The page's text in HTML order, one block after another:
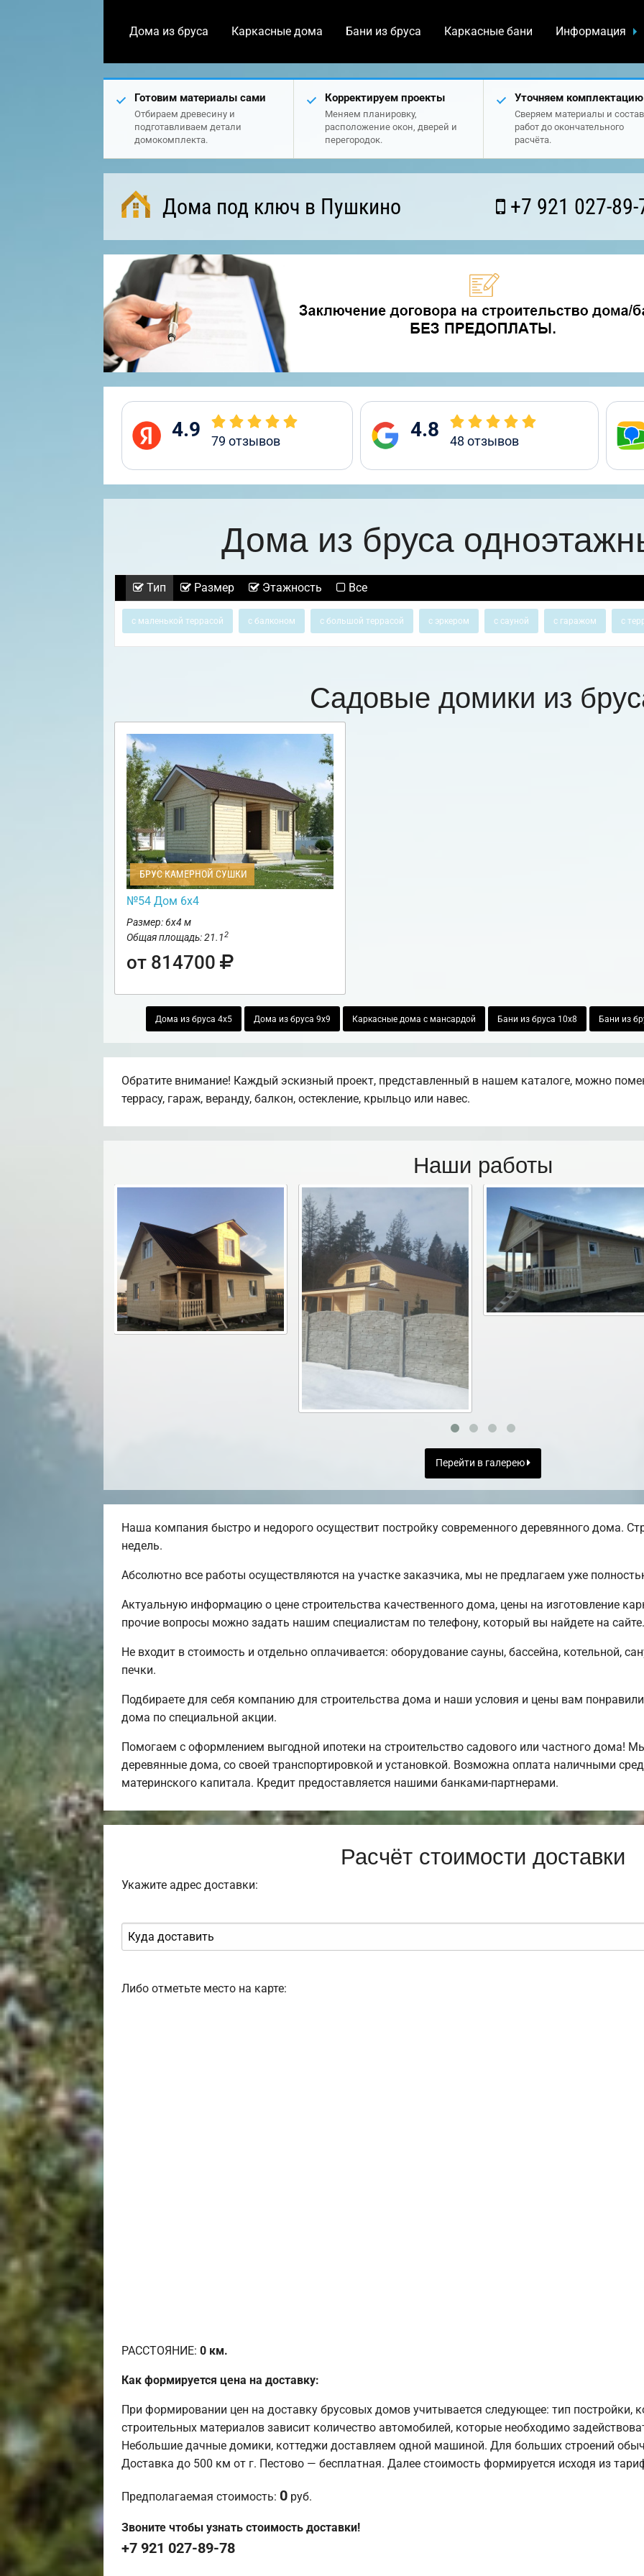
Дома из бруса Каркасные дома Бани из бруса Каркасные бани Информация
Готовим материалы сами
Отбираем древесину и
подготавливаем детали
домокомплекта.
Корректируем проекты
Меняем планировку,
расположение окон, дверей и
перегородок.
Уточняем комплектацию
Сверяем материалы и состав
работ до окончательного
расчёта.
Дома под ключ в Пушкино +7 921 027-89-
4.9 79 отзывов 4.8 48 отзывов
Дома из бруса
Тип Размер Этажность Все
с маленькой террасой с балконом с большой террасой с эркером с сауной с гаражом с
Садовые домики из
БРУС КАМЕРНОЙ СУШКИ
№54 Дом 6х4
Размер: 6х4 м
Общая площадь: 21.12
от 814700
Дома из бруса 4х5 Дома из бруса 9х9 Каркасные дома с мансардой Бани из бруса 10х8 Бани из
Обратите внимание! Каждый эскизный проект, представленный в нашем каталоге, можно
террасу, гараж, веранду, балкон, остекление, крыльцо или навес.
Наши работы
Перейти в галерею
Наша компания быстро и недорого осуществит постройку современного деревянного дома.
недель.
Абсолютно все работы осуществляются на участке заказчика, мы не предлагаем уже
Актуальную информацию о цене строительства качественного дома, цены на изготовление
прочие вопросы можно задать нашим специалистам по телефону, который вы найдете на сайте.
Не входит в стоимость и отдельно оплачивается: оборудование сауны, бассейна, котельной,
печки.
Подбираете для себя компанию для строительства дома и наши условия и цены вам
дома по специальной акции.
Помогаем с оформлением выгодной ипотеки на строительство садового или частного дома!
деревянные дома, со своей транспортировкой и установкой. Возможна оплата наличными
материнского капитала. Кредит предоставляется нашими банками-партнерами.
Расчёт стоимости доставки
Укажите адрес доставки:
Либо отметьте место на карте:
РАССТОЯНИЕ: 0 км.
Как формируется цена на доставку:
При формировании цен на доставку брусовых домов учитывается следующее: тип постройки,
строительных материалов зависит количество автомобилей, которые необходимо
Небольшие дачные домики, коттеджи доставляем одной машиной. Для больших строений
Доставка до 500 км от г. Пестово — бесплатная. Далее стоимость формируется исходя из
Предполагаемая стоимость: 0 руб.
Звоните чтобы узнать стоимость доставки!
+7 921 027-89-78